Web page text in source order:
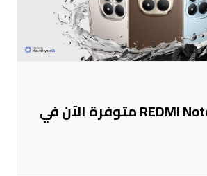
سلسلة REDMI Note 15 متوفرة الآن في